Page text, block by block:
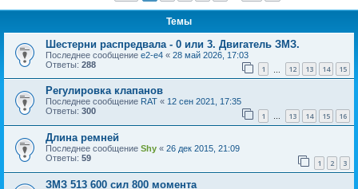
Темы
Шестерни распредвала - 0 или 3. Двигатель ЗМЗ.
Последнее сообщение e2-e4 « 28 май 2026, 17:03
Ответы: 288 1 12 13 14 15
Регулировка клапанов
Последнее сообщение RAT « 12 сен 2021, 17:35
Ответы: 300 1 … 13 14 15 16
Длина ремней
Последнее сообщение Shy « 26 дек 2015, 21:09
Ответы: 59 1 2 3
ЗМЗ 513 600 сил 800 момента